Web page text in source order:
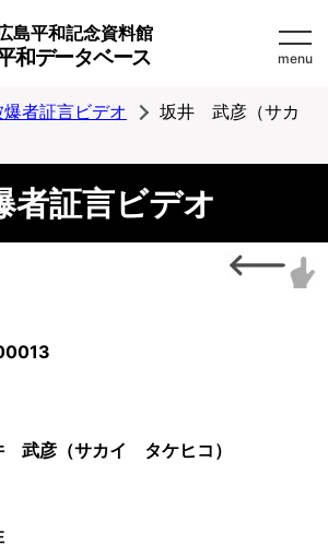
島平和記念資料館
和データベース menu
爆者証言ビデオ
坂井 武彦（サカ
者証言ビデオ
武彦（サカイ タケヒコ）